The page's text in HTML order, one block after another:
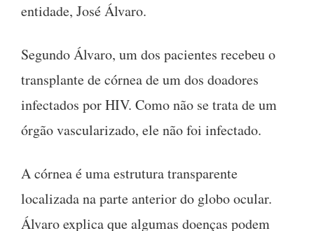
entidade, José Álvaro.
Segundo Álvaro, um dos pacientes recebeu o
transplante de córnea de um dos doadores
infectados por HIV. Como não se trata de um
órgão vascularizado, ele não foi infectado.
A córnea é uma estrutura transparente
localizada na parte anterior do globo ocular.
Álvaro explica que algumas doenças podem